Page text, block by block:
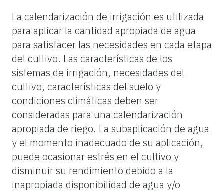
La calendarización de irrigación es utilizada
para aplicar la cantidad apropiada de agua
para satisfacer las necesidades en cada etapa
del cultivo. Las características de los
sistemas de irrigación, necesidades del
cultivo, características del suelo y
condiciones climáticas deben ser
consideradas para una calendarización
apropiada de riego. La subaplicación de agua
y el momento inadecuado de su aplicación,
puede ocasionar estrés en el cultivo y
disminuir su rendimiento debido a la
inapropiada disponibilidad de agua y/o